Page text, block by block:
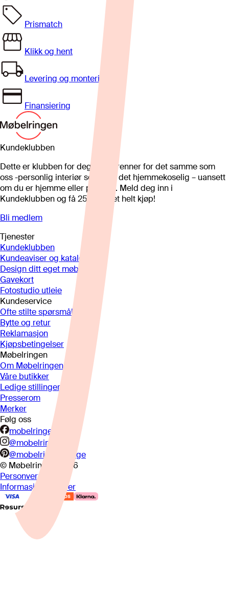
Prismatch
Klikk og hent
Levering og montering
Finansiering
Kundeklubben
Dette er klubben for deg som brenner for det samme som
oss -personlig interiør som gjør det hjemmekoselig – uansett
om du er hjemme eller på hytta. Meld deg inn i
Kundeklubben og få 25%* på et helt kjøp!
Bli medlem
Tjenester
Kundeklubben
Kundeaviser og kataloger
Design ditt eget møbel
Gavekort
Fotostudio utleie
Kundeservice
Ofte stilte spørsmål
Bytte og retur
Reklamasjon
Kjøpsbetingelser
Møbelringen
Om Møbelringen
Våre butikker
Ledige stillinger
Presserom
Merker
Følg oss
mobelringen.no
@mobelringen
@mobelringennorge
© Møbelringen
2026
Personvern
Informasjonskapsler